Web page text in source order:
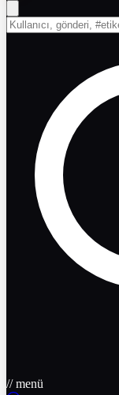
// menü